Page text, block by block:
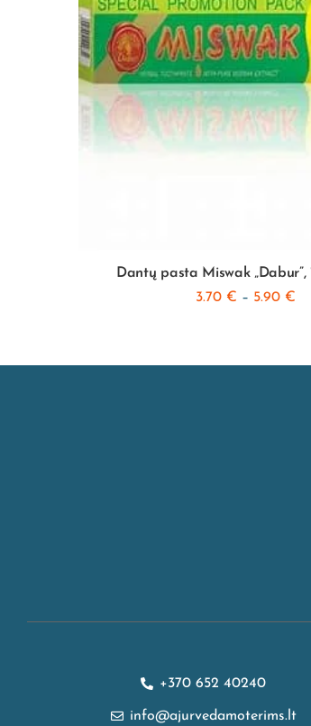
Dantų pasta Miswak „Dabur”,
3.70 € – 5.90 €
+370 652 40240
info@ajurvedamoterims.lt